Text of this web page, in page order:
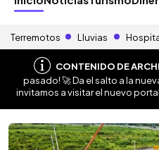
Terremotos Lluvias
CONTENIDO DE
pasado! 🚀 Da el salto a la
invitamos a visitar el nuevo